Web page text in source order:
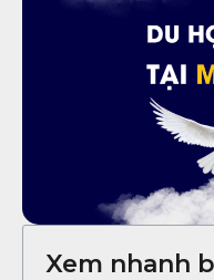
Xem nhanh